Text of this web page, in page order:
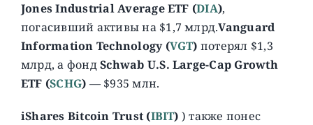
Jones Industrial Average ETF (DIA),
погасивший активы на $1,7 млрд.Vanguard
Information Technology (VGT) потерял $1,3
млрд, а фондSchwab U.S. Large-Cap Growth
ETF (SCHG) — $935 млн.
iShares Bitcoin Trust (IBIT) ) также понес